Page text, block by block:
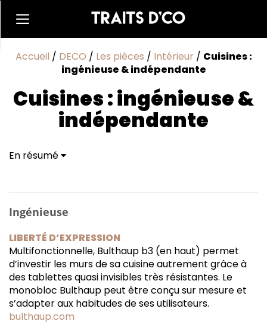
Accueil / DECO / Les pièces / Intérieur / Cuisines :
ingénieuse & indépendante
Cuisines : ingénieuse &
indépendante
En résumé
Ingénieuse
LIBERTÉ D’EXPRESSION
Multifonctionnelle, Bulthaup b3 (en haut) permet
d’investir les murs de sa cuisine autrement grâce à
des tablettes quasi invisibles très résistantes. Le
monobloc Bulthaup peut être conçu sur mesure et
s’adapter aux habitudes de ses utilisateurs.
bulthaup.com